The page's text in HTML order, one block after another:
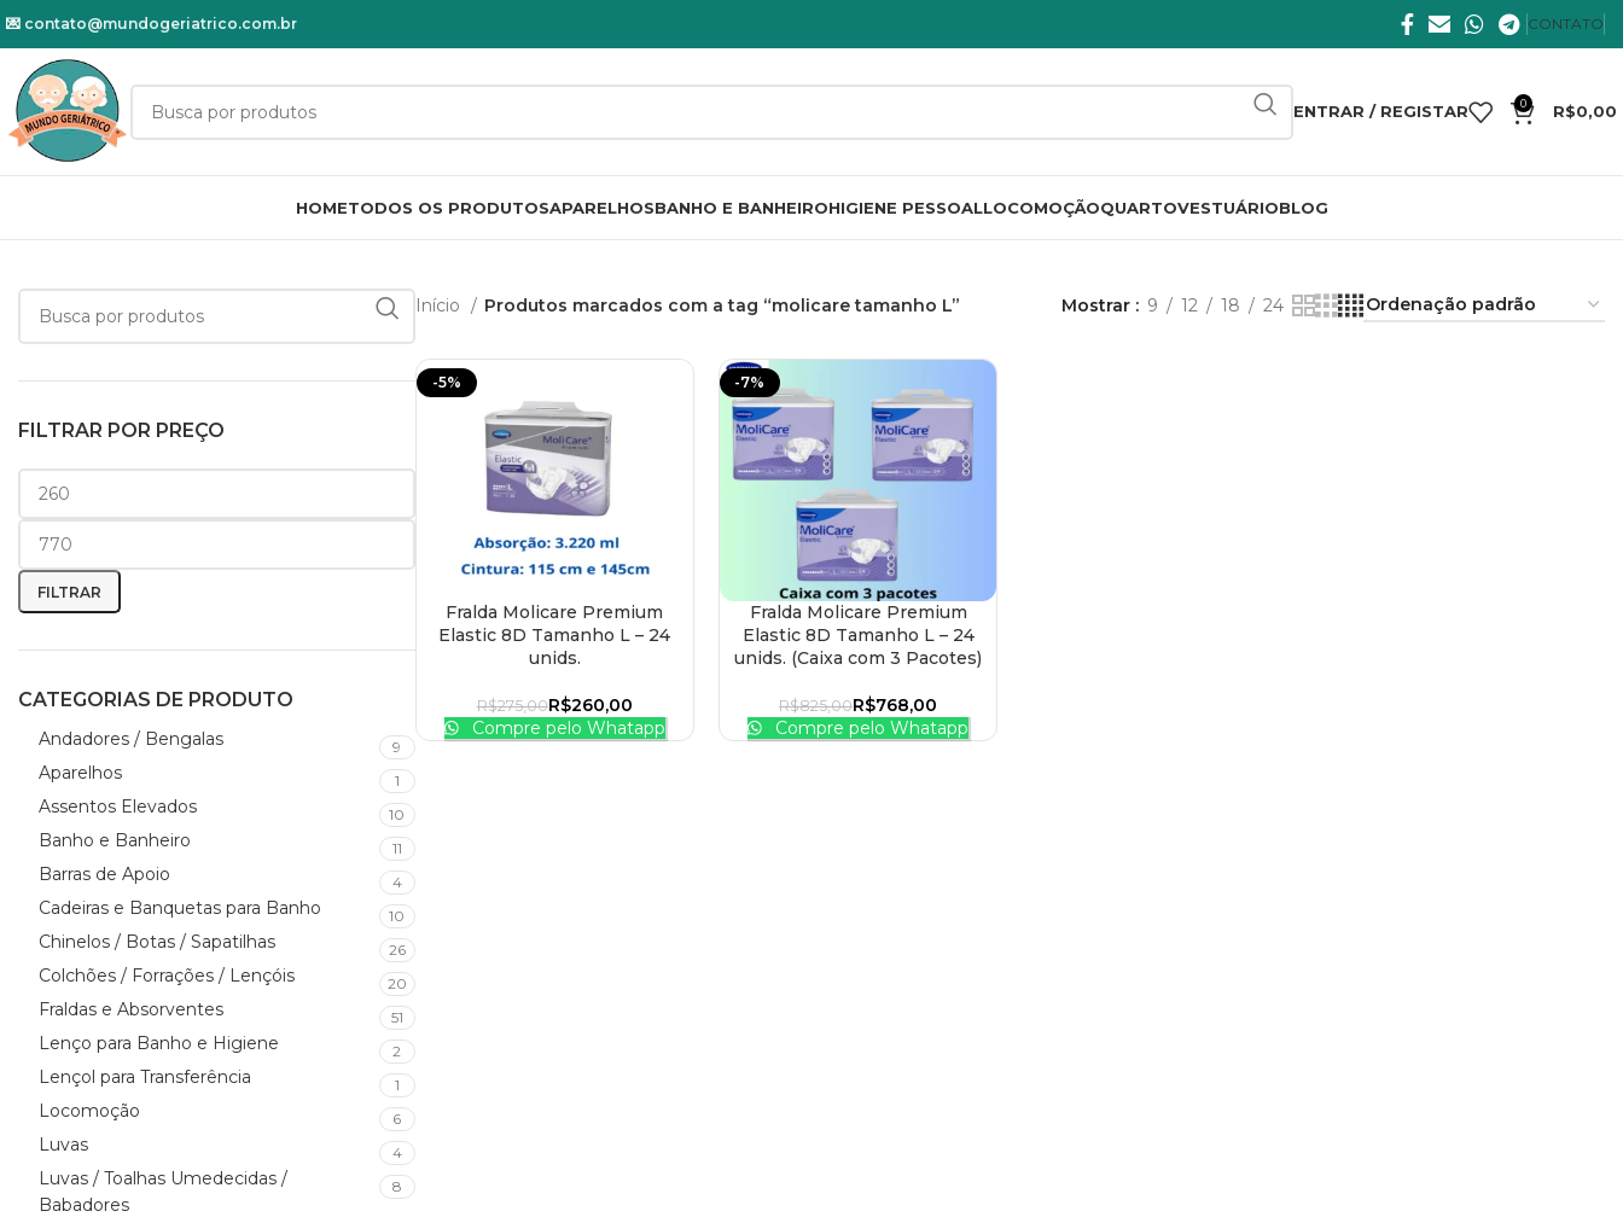
💌 contato@mundogeriatrico.com.br CONTATO
ENTRAR / REGISTAR 0 R$0,00
HOMETODOS OS PRODUTOSAPARELHOSBANHO E BANHEIROHIGIENE PESSOALLOCOMOÇÃOQUARTOVESTUÁRIOBLOG
FILTRAR POR PREÇO
FILTRAR
CATEGORIAS DE PRODUTO
Andadores / Bengalas 9
Aparelhos 1
Assentos Elevados 10
Banho e Banheiro 11
Barras de Apoio 4
Cadeiras e Banquetas para Banho 10
Chinelos / Botas / Sapatilhas 26
Colchões / Forrações / Lençóis 20
Fraldas e Absorventes 51
Lenço para Banho e Higiene 2
Lençol para Transferência 1
Locomoção 6
Luvas 4
Luvas / Toalhas Umedecidas /
Babadores
8
Início Produtos marcados com a tag “molicare tamanho L” Mostrar 9 12 18 24
-5%
ADICIONAR AO CARRINHO
Fralda Molicare Premium
Elastic 8D Tamanho L – 24
unids.
R$275,00R$260,00
Compre pelo Whatapp
-7%
ADICIONAR AO CARRINHO
Fralda Molicare Premium
Elastic 8D Tamanho L – 24
unids. (Caixa com 3 Pacotes)
R$825,00R$768,00
Compre pelo Whatapp